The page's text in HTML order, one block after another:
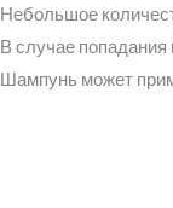
Небольшое
В случае
Шампунь может